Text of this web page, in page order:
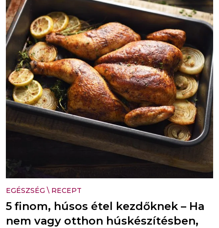
EGÉSZSÉG \ RECEPT
5 finom, húsos étel kezdőknek – Ha
nem vagy otthon húskészítésben,